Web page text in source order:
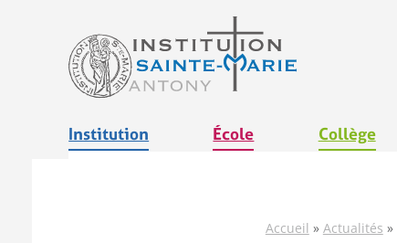
contenu
Institution École Collège
Accueil » Actualités »